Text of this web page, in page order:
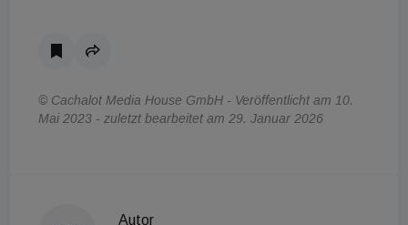
© Cachalot Media House GmbH - Veröffentlicht am 10.
Mai 2023 - zuletzt bearbeitet am 29. Januar 2026
Autor